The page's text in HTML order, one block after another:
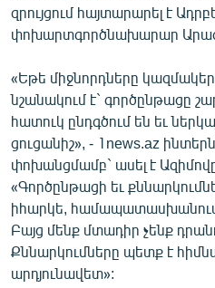
ՄԻՋԱԶԳԱՅԻՆ
ՄՇԱԿՈՒՅԹ
ՍՊՈՐՏ
ՄԵԿՆԱԲԱՆՈՒԹՅՈՒՆ
ՏՏ ԵՒ ԻՆՏԵՐՆԵՏ
ԿՈՐՈՆԱՎԻՐՈՒՍ
ԱՐԽԻՎ
ՏԵՍԱՆՅՈՒԹԵՐ
ԲԱՆԱՎԵՃ
զրույցում հայտարարել է
փոխարտգործնախարար
«Եթե միջնորդները
նշանակում է` գործընթացը
հատուկ ընդգծում են եւ
ցուցանիշ», - 1news.az
փոխանցմամբ` ասել է Ազիմովը
«Գործընթացի եւ
իհարկե, համապատասխանում
Բայց մենք մտադիր չենք
Քննարկումները պետք է
արդյունավետ»: